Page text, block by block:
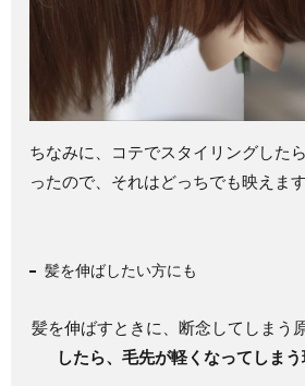
ちなみに、コテでスタイリングした
ったので、それはどっちでも映えます
髪を伸ばしたい方にも
髪を伸ばすときに、断念してしまう
したら、毛先が軽くなってしまう